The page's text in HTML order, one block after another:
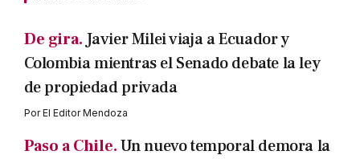
De gira. Javier Milei viaja a Ecuador y
Colombia mientras el Senado debate la ley
de propiedad privada
PorEl Editor Mendoza
Paso a Chile.Un nuevo temporal demora la